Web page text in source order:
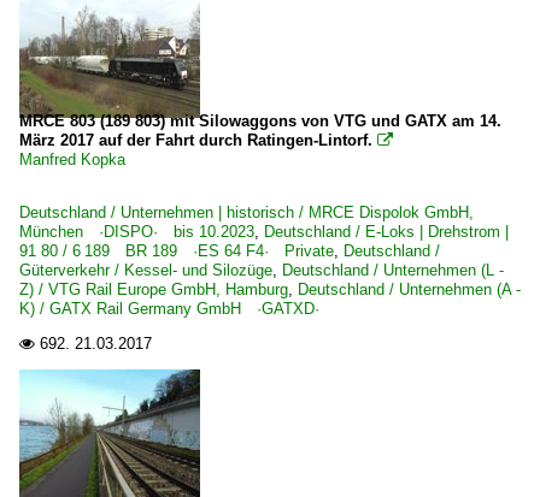
MRCE 803 (189 803) mit Silowaggons von VTG und GATX am 14.
März 2017 auf der Fahrt durch Ratingen-Lintorf. 
Manfred Kopka
Deutschland / Unternehmen | historisch / MRCE Dispolok GmbH,
München ·DISPO· bis 10.2023, Deutschland / E-Loks | Drehstrom |
91 80 / 6 189 BR 189 ·ES 64 F4· Private, Deutschland /
Güterverkehr / Kessel- und Silozüge, Deutschland / Unternehmen (L -
Z) / VTG Rail Europe GmbH, Hamburg, Deutschland / Unternehmen (A -
K) / GATX Rail Germany GmbH ·GATXD·
 692. 21.03.2017